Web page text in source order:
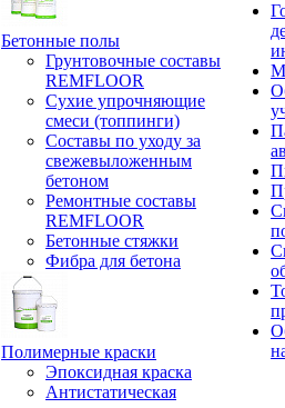
Бетонные полы
Грунтовочные составы
REMFLOOR
Сухие упрочняющие
смеси (топпинги)
Составы по уходу за
свежевыложенным
бетоном
Ремонтные составы
REMFLOOR
Бетонные стяжки
Фибра для бетона
Полимерные краски
Эпоксидная краска
Антистатическая